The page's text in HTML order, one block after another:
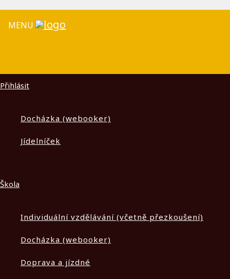
MENU
Přihlásit
Docházka (webooker)
Jídelníček
Škola
Individuální vzdělávání (včetně přezkoušení)
Docházka (webooker)
Doprava a jízdné